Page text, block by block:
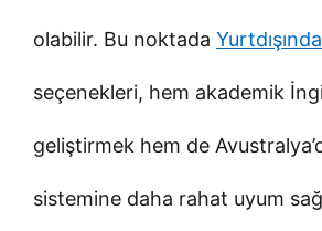
olabilir. Bu noktada
seçenekleri, hem akademik
geliştirmek hem de
sistemine daha rahat uyum